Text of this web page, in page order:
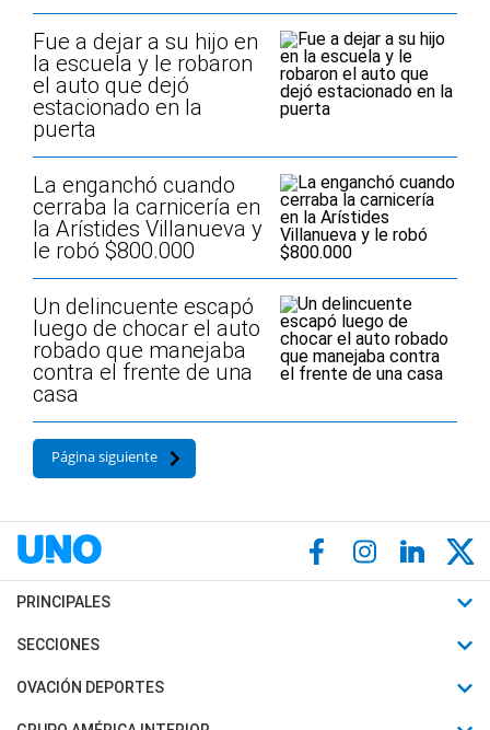
Fue a dejar a su hijo en
la escuela y le robaron
el auto que dejó
estacionado en la
puerta
La enganchó cuando
cerraba la carnicería en
la Arístides Villanueva y
le robó $800.000
Un delincuente escapó
luego de chocar el auto
robado que manejaba
contra el frente de una
casa
Página siguiente
PRINCIPALES
Últimas Noticias
Política
SECCIONES
Horóscopo
Motores
OVACIÓN DEPORTES